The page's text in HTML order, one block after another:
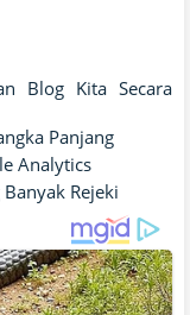
Blog Kita Secara
Panjang
Analytics
Rejeki